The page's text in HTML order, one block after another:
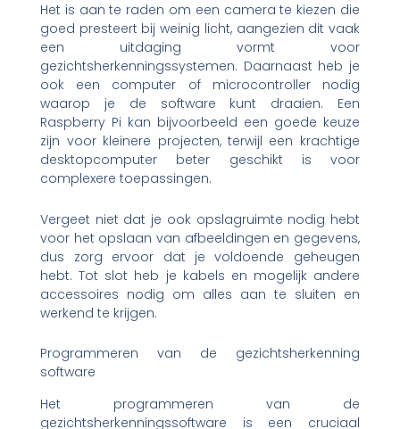
Het is aan te raden om een camera te kiezen die
goed presteert bij weinig licht, aangezien dit vaak
een uitdaging vormt voor
gezichtsherkenningssystemen. Daarnaast heb je
ook een computer of microcontroller nodig
waarop je de software kunt draaien. Een
Raspberry Pi kan bijvoorbeeld een goede keuze
zijn voor kleinere projecten, terwijl een krachtige
desktopcomputer beter geschikt is voor
complexere toepassingen.
Vergeet niet dat je ook opslagruimte nodig hebt
voor het opslaan van afbeeldingen en gegevens,
dus zorg ervoor dat je voldoende geheugen
hebt. Tot slot heb je kabels en mogelijk andere
accessoires nodig om alles aan te sluiten en
werkend te krijgen.
Programmeren van de gezichtsherkenning
software
Het programmeren van de
gezichtsherkenningssoftware is een cruciaal